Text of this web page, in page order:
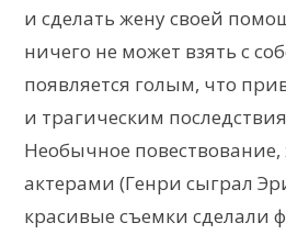
и сделать жену своей
ничего не может взять с
появляется голым, что
и трагическим
Необычное
актерами (Генри сыграл
красивые съемки сделали